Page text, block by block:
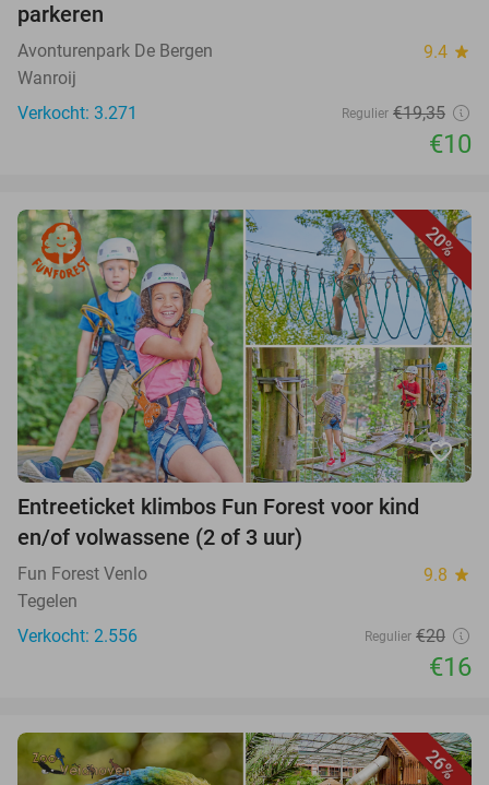
parkeren
Avonturenpark De Bergen 9.4 star
Wanroij
Verkocht: 3.271
Regulier €19,35
€10
20%
favorite_border
Entreeticket klimbos Fun Forest voor kind
en/of volwassene (2 of 3 uur)
Fun Forest Venlo 9.8 star
Tegelen
Verkocht: 2.556
Regulier €20
€16
26%